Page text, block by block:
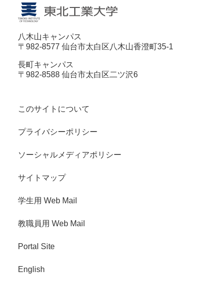
八木山キャンパス
〒982-8577 仙台市太白区八木山香澄町35-1
長町キャンパス
〒982-8588 仙台市太白区二ツ沢6
このサイトについて
プライバシーポリシー
ソーシャルメディアポリシー
サイトマップ
学生用 Web Mail
教職員用 Web Mail
Portal Site
English